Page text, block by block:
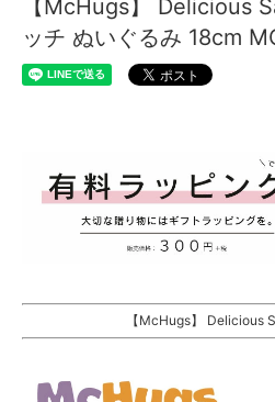
【McHugs】 Delicious
ッチ ぬいぐるみ 18cm
【McHugs】 Delicious